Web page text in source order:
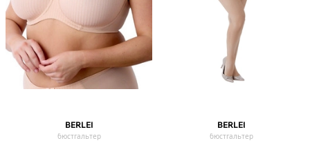
BERLEI
бюстгальтер
BERLEI
бюстгальтер